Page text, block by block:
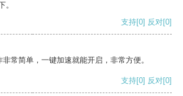
。
支持[0] 反对[0]
常简单，一键加速就能开启，非常方便。
支持[0] 反对[0]